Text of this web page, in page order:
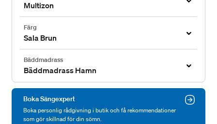
Multizon
Färg
Sala Brun
Bäddmadrass
Bäddmadrass Hamn
Boka Sängexpert
Boka personlig rådgivning i butik och få rekommendationer
som gör skillnad för din sömn.